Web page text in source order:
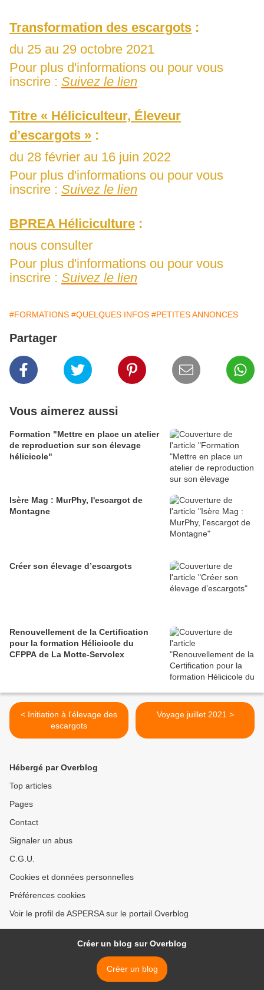
Transformation des escargots :
du 25 au 29 octobre 2021
Pour plus d'informations ou pour vous
inscrire : Suivez le lien
Titre « Héliciculteur, Éleveur
d’escargots » :
du 28 février au 16 juin 2022
Pour plus d'informations ou pour vous
inscrire : Suivez le lien
BPREA Héliciculture :
nous consulter
Pour plus d'informations ou pour vous
inscrire : Suivez le lien
#FORMATIONS #QUELQUES INFOS #PETITES ANNONCES
Partager
Vous aimerez aussi
Formation "Mettre en place un atelier
de reproduction sur son élevage
hélicicole"
Isère Mag : MurPhy, l'escargot de
Montagne
Créer son élevage d’escargots
Renouvellement de la Certification
pour la formation Hélicicole du
CFPPA de La Motte-Servolex
< Initiation à l'élevage des
escargots
Voyage juillet 2021 >
Hébergé par Overblog
Top articles
Pages
Contact
Signaler un abus
C.G.U.
Cookies et données personnelles
Préférences cookies
Voir le profil de ASPERSA sur le portail Overblog
Créer un blog sur Overblog
Créer un blog